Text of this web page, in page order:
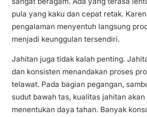
pula yang kaku dan cepat retak.
pengalaman menyentuh langsung
menjadi keunggulan tersendiri.
Jahitan juga tidak kalah penting.
dan konsisten menandakan proses
telawat. Pada bagian pegangan,
sudut bawah tas, kualitas jahitan
menentukan daya tahan. Banyak